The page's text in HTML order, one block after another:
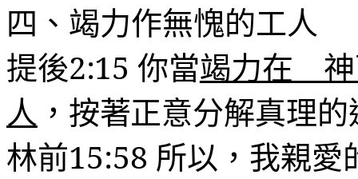
四、竭力作無愧的工人
提後2:15 你當竭力在 神
人 ，按著正意分解真理
林前15:58 所以，我親愛